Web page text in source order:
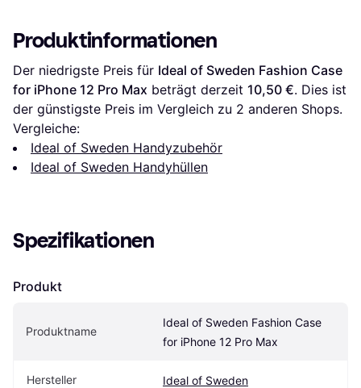
Produktinformationen
Der niedrigste Preis für Ideal of Sweden Fashion Case
for iPhone 12 Pro Max beträgt derzeit 10,50 €. Dies ist
der günstigste Preis im Vergleich zu 2 anderen Shops.
Vergleiche:
Ideal of Sweden Handyzubehör
Ideal of Sweden Handyhüllen
Spezifikationen
Produkt
Produktname
Ideal of Sweden Fashion Case
for iPhone 12 Pro Max
Hersteller Ideal of Sweden